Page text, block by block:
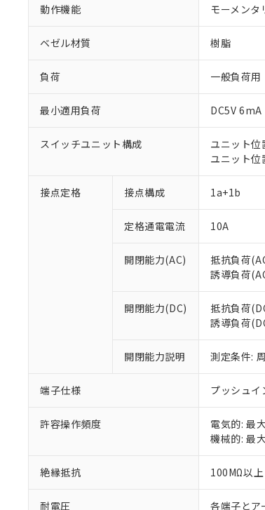
動作機能 モーメンタ
ベゼル材質 樹脂
負荷 一般負荷用
最小適用負荷 DC5V 6mA
スイッチユニット構成
ユニット位
ユニット位
接点定格 接点構成 1a+1b
定格通電電流 10A
開閉能力(AC)
抵抗負荷
誘導負荷
開閉能力(DC)
抵抗負荷
誘導負荷
開閉能力説明 測定条件:
端子仕様 プッシュ
許容操作頻度
電気的: 最
機械的: 最
絶縁抵抗 100MΩ以
耐電圧
各端子と
ご
以下の
本
く
当
在
い
正
当
在
す
マ
※1 対
対応予
対応予
調査・
非該当
があり
*EU
鉛(Pb)
六価クロ
フタル酸
ル（DBP
但し、
フタル酸
※2 対
部品在
※1 中
「○」：
「×」
「－」
Pb(鉛)
DEHP(フ
※2 環
う
な
当
ま
当
置
た
記
△
－